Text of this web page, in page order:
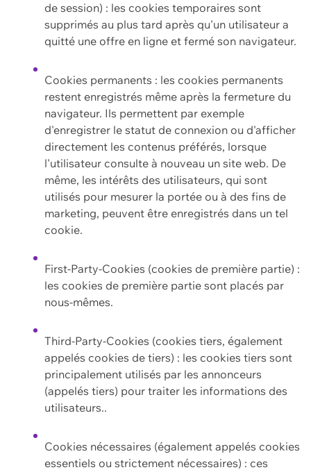
de session) : les cookies temporaires sont
supprimés au plus tard après qu'un utilisateur a
quitté une offre en ligne et fermé son navigateur.
Cookies permanents : les cookies permanents
restent enregistrés même après la fermeture du
navigateur. Ils permettent par exemple
d'enregistrer le statut de connexion ou d'afficher
directement les contenus préférés, lorsque
l'utilisateur consulte à nouveau un site web. De
même, les intérêts des utilisateurs, qui sont
utilisés pour mesurer la portée ou à des fins de
marketing, peuvent être enregistrés dans un tel
cookie.
First-Party-Cookies (cookies de première partie) :
les cookies de première partie sont placés par
nous-mêmes.
Third-Party-Cookies (cookies tiers, également
appelés cookies de tiers) : les cookies tiers sont
principalement utilisés par les annonceurs
(appelés tiers) pour traiter les informations des
utilisateurs..
Cookies nécessaires (également appelés cookies
essentiels ou strictement nécessaires) : ces